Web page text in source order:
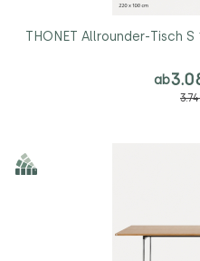
THONET Allrounder-Tisch S
ab